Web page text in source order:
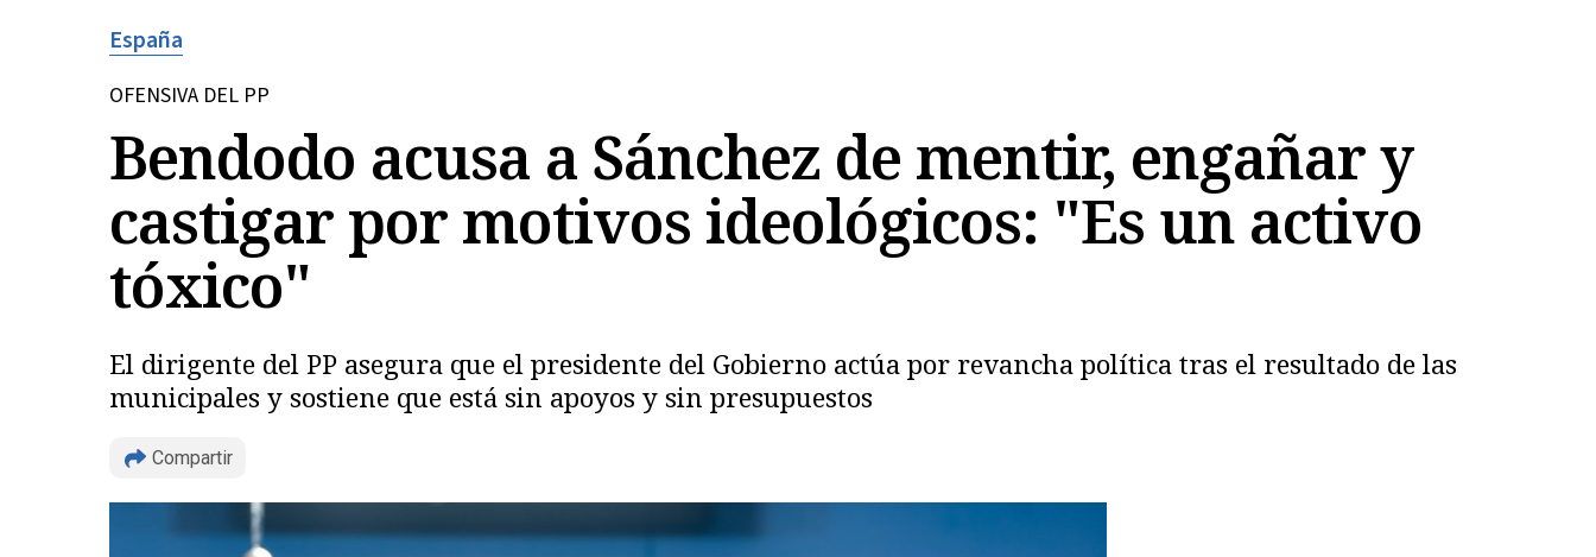
España
OFENSIVA DEL PP
Bendodo acusa a Sánchez de mentir, engañar y
castigar por motivos ideológicos: "Es un activo
tóxico"
El dirigente del PP asegura que el presidente del Gobierno actúa por revancha política tras el resultado de las
municipales y sostiene que está sin apoyos y sin presupuestos
Compartir